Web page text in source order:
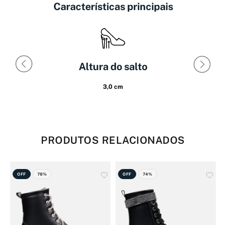
Características principais
Altura do salto
3,0 cm
PRODUTOS RELACIONADOS
OFF 78% OFF 74%